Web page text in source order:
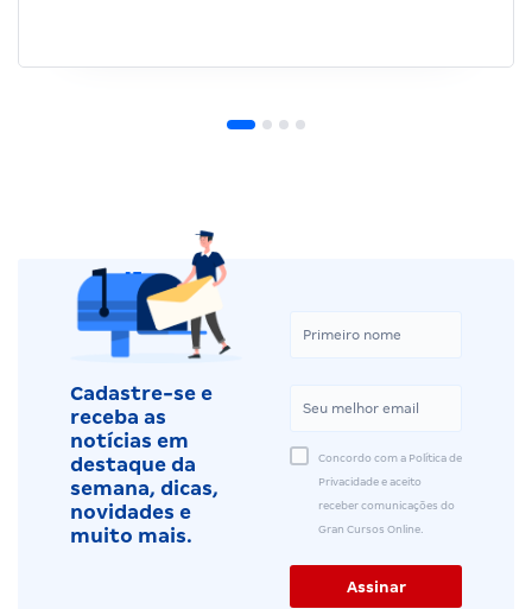
Cadastre-se e
receba as
notícias em
destaque da
semana, dicas,
novidades e
muito mais.
Concordo com a Política de
Privacidade e aceito
receber comunicações do
Gran Cursos Online.